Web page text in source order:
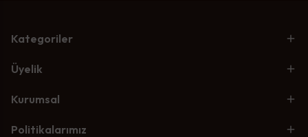
Kategoriler
Üyelik
Kurumsal
Politikalarımız